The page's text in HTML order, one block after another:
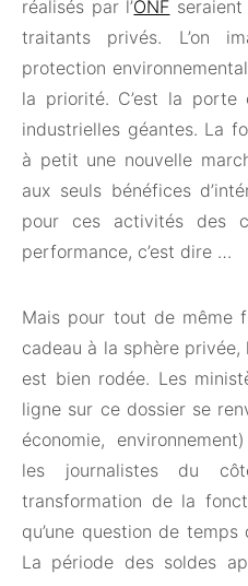
réalisés par l’ONF
traitants privés. L’on
protection
la priorité. C’est la
industrielles géantes. La
à petit une nouvelle
aux seuls bénéfices
pour ces activités des
performance, c’est dire …
Mais pour tout de même
cadeau à la sphère
est bien rodée. Les
ligne sur ce dossier se
économie,
les journalistes du
transformation de la
qu’une question de temps
La période des soldes